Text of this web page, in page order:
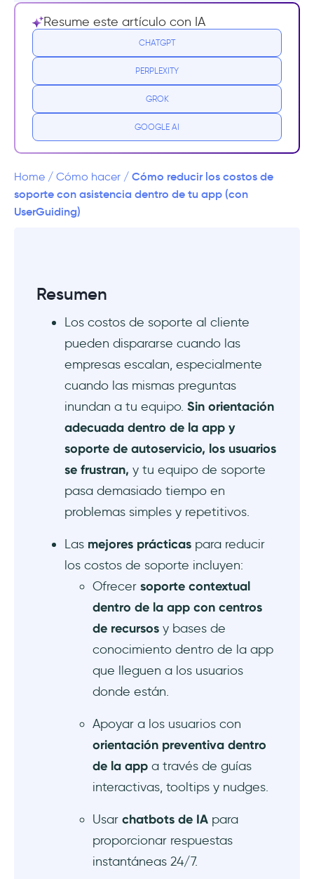
Resumen
¿Por qué los costos de soporte al cliente son
tan altos?
#1 Ofrece ayuda contextual donde los
#2 Usa automatización e IA para preguntas
repetitivas o comunes
1) Centros de recursos y bases de
conocimiento integrados directamente en el
producto
2) Base de conocimiento independiente para
centralizar materiales de ayuda fuera de tu
app
3) Chatbots de IA dentro de la app para
respuestas instantáneas
interactivas para ayuda guiada
Consejos profesionales de uso para soporte
efectivo dentro de la app
¿Qué resultados positivos puedes esperar
con UserGuiding?
Conclusión
Resume este artículo con IA
CHATGPT
PERPLEXITY
GROK
GOOGLE AI
Home / Cómo hacer / Cómo reducir los costos de
soporte con asistencia dentro de tu app (con
UserGuiding)
Resumen
Los costos de soporte al cliente
pueden dispararse cuando las
empresas escalan, especialmente
cuando las mismas preguntas
inundan a tu equipo. Sin orientación
adecuada dentro de la app y
soporte de autoservicio, los usuarios
se frustran, y tu equipo de soporte
pasa demasiado tiempo en
problemas simples y repetitivos.
Las mejores prácticas para reducir
los costos de soporte incluyen:
Ofrecer soporte contextual
dentro de la app con centros
de recursos y bases de
conocimiento dentro de la app
que lleguen a los usuarios
donde están.
Apoyar a los usuarios con
orientación preventiva dentro
de la app a través de guías
interactivas, tooltips y nudges.
Usar chatbots de IA para
proporcionar respuestas
instantáneas 24/7.